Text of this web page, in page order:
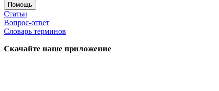
Помощь
Статьи
Вопрос-ответ
Словарь терминов
Скачайте наше приложение